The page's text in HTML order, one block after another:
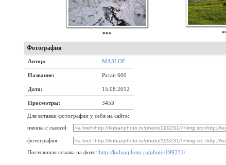
***
Фотография
Автор: MASLOF
Название: Ратан 600
Дата: 15.08.2012
Просмотры: 3453
Для вставки фотографии у себя на сайте:
иконка с сылкой:
фотография:
Постоянная ссылка на фото: http://kubanphoto.ru/photo/199231/